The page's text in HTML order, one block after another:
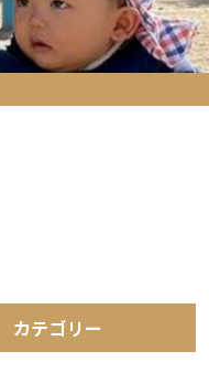
カテゴリー